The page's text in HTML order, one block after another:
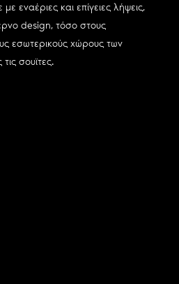
εναέριες και επίγειες λήψεις,
design, τόσο στους
εσωτερικούς χώρους των
σουϊτες.